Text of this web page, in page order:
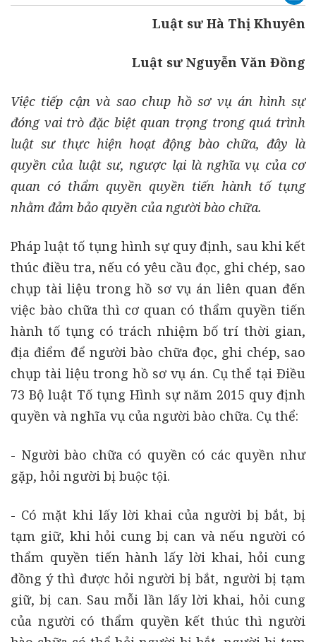
Luật sư Hà Thị Khuyên
Luật sư Nguyễn Văn Đồng
Việc tiếp cận và sao chup hồ sơ vụ án hình sự
đóng vai trò đặc biệt quan trọng trong quá trình
luật sư thực hiện hoạt động bào chữa, đây là
quyền của luật sư, ngược lại là nghĩa vụ của cơ
quan có thẩm quyền quyền tiến hành tố tụng
nhằm đảm bảo quyền của người bào chữa.
Pháp luật tố tụng hình sự quy định, sau khi kết
thúc điều tra, nếu có yêu cầu đọc, ghi chép, sao
chụp tài liệu trong hồ sơ vụ án liên quan đến
việc bào chữa thì cơ quan có thẩm quyền tiến
hành tố tụng có trách nhiệm bố trí thời gian,
địa điểm để người bào chữa đọc, ghi chép, sao
chụp tài liệu trong hồ sơ vụ án. Cụ thể tại Điều
73 Bộ luật Tố tụng Hình sự năm 2015 quy định
quyền và nghĩa vụ của người bào chữa. Cụ thể:
- Người bào chữa có quyền có các quyền như
gặp, hỏi người bị buộc tội.
- Có mặt khi lấy lời khai của người bị bắt, bị
tạm giữ, khi hỏi cung bị can và nếu người có
thẩm quyền tiến hành lấy lời khai, hỏi cung
đồng ý thì được hỏi người bị bắt, người bị tạm
giữ, bị can. Sau mỗi lần lấy lời khai, hỏi cung
của người có thẩm quyền kết thúc thì người